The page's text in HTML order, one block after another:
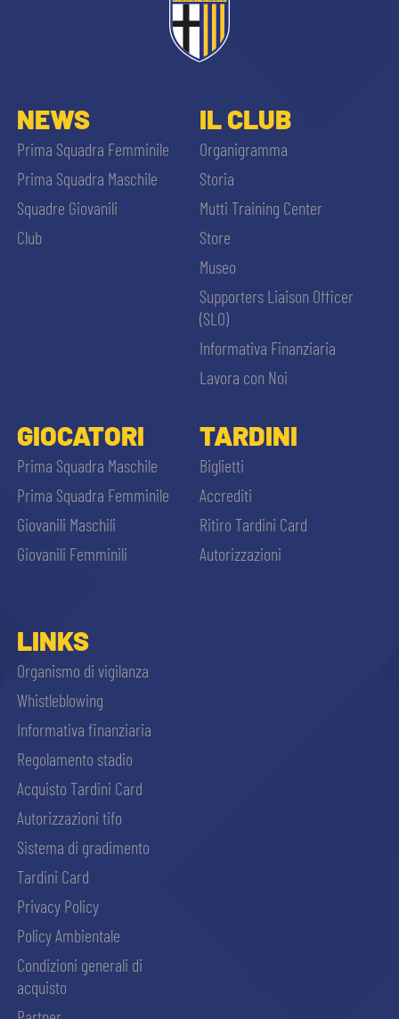
NEWS
Prima Squadra Femminile
Prima Squadra Maschile
Squadre Giovanili
Club
IL CLUB
Organigramma
Storia
Mutti Training Center
Store
Museo
Supporters Liaison Officer
(SLO)
Informativa Finanziaria
Lavora con Noi
GIOCATORI
Prima Squadra Maschile
Prima Squadra Femminile
Giovanili Maschili
Giovanili Femminili
TARDINI
Biglietti
Accrediti
Ritiro Tardini Card
Autorizzazioni
LINKS
Organismo di vigilanza
Whistleblowing
Informativa finanziaria
Regolamento stadio
Acquisto Tardini Card
Autorizzazioni tifo
Sistema di gradimento
Tardini Card
Privacy Policy
Policy Ambientale
Condizioni generali di
acquisto
ACCETTA E SALVA